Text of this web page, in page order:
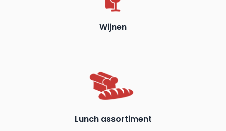
Wijnen
Lunch assortiment